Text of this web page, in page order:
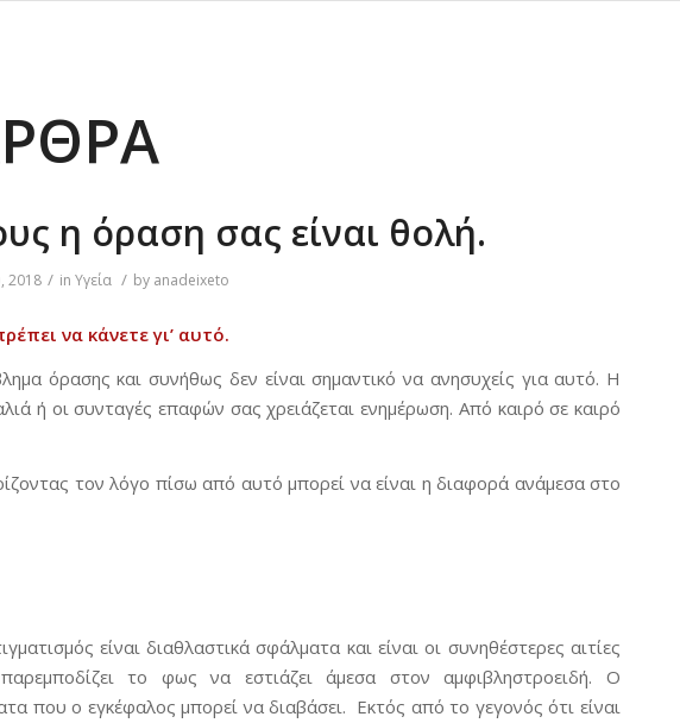
η όραση σας είναι θολή.
2018 / in Υγεία / by anadeixeto
να κάνετε γι’ αυτό.
όρασης και συνήθως δεν είναι σημαντικό να ανησυχείς για αυτό. Η
ή οι συνταγές επαφών σας χρειάζεται ενημέρωση. Από καιρό σε καιρό
τον λόγο πίσω από αυτό μπορεί να είναι η διαφορά ανάμεσα στο
είναι διαθλαστικά σφάλματα και είναι οι συνηθέστερες αιτίες
το φως να εστιάζει άμεσα στον αμφιβληστροειδή. Ο
που ο εγκέφαλος μπορεί να διαβάσει. Εκτός από το γεγονός ότι είναι